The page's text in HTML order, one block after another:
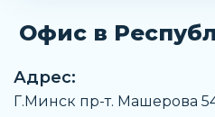
Вес
Материал штока
Нержавеющая сталь
Офис в
Адрес:
Г.Минск пр-т. Машерова